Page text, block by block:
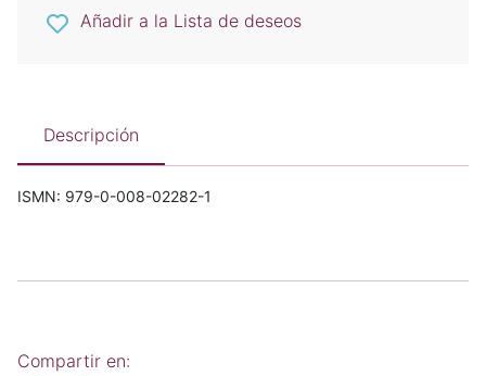
Añadir a la Lista de deseos
Descripción
ISMN: 979-0-008-02282-1
Compartir en: